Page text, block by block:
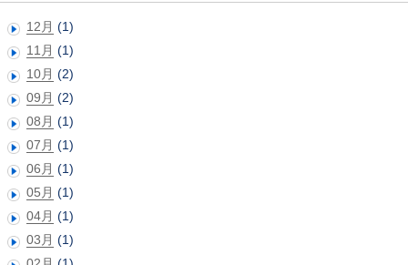
12月 (1)
11月 (1)
10月 (2)
09月 (2)
08月 (1)
07月 (1)
06月 (1)
05月 (1)
04月 (1)
03月 (1)